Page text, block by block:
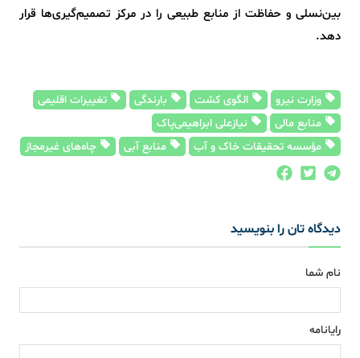
بین‌نسلی و حفاظت از منابع طبیعی را در مرکز تصمیم‌گیری‌ها قرار
دهد.
وزارت نیرو الگوی کشت بارندگی
تغییرات اقلیمی
منابع مالی
نیازعلی ابراهیمی‌پاک
مؤسسه تحقیقات خاک و آب
منابع آبی چاه‌های غیرمجاز
دیدگاه تان را بنویسید
نام شما
رایانامه